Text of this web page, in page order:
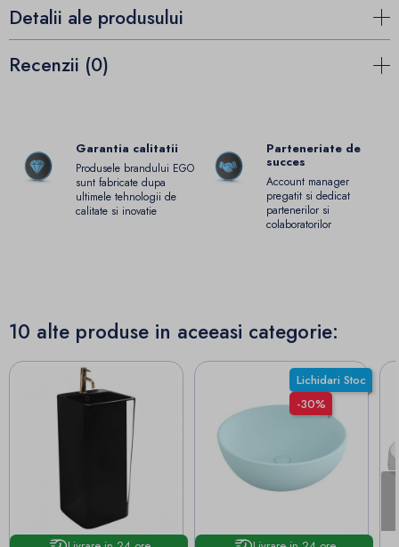
Detalii ale produsului
Recenzii (0)
Garantia calitatii
Produsele brandului EGO
sunt fabricate dupa
ultimele tehnologii de
calitate si inovatie
Parteneriate de
succes
Account manager
pregatit si dedicat
partenerilor si
colaboratorilor
10 alte produse in aceeasi categorie:
Lichidari Stoc
-30%